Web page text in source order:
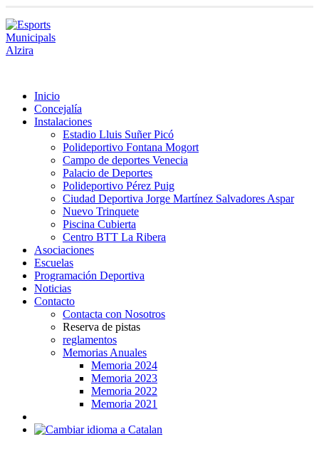
Inicio
Concejalía
Instalaciones
Estadio Lluis Suñer Picó
Polideportivo Fontana Mogort
Campo de deportes Venecia
Palacio de Deportes
Polideportivo Pérez Puig
Ciudad Deportiva Jorge Martínez Salvadores Aspar
Nuevo Trinquete
Piscina Cubierta
Centro BTT La Ribera
Asociaciones
Escuelas
Programación Deportiva
Noticias
Contacto
Contacta con Nosotros
Reserva de pistas
reglamentos
Memorias Anuales
Memoria 2024
Memoria 2023
Memoria 2022
Memoria 2021